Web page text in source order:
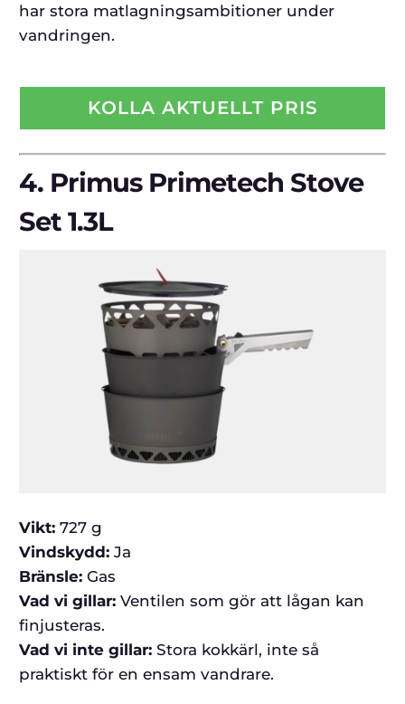
har stora matlagningsambitioner under
vandringen.
KOLLA AKTUELLT PRIS
4. Primus Primetech Stove
Set 1.3L
Vikt:727 g
Vindskydd: Ja
Bränsle:Gas
Vad vi gillar:Ventilen som gör att lågan kan
finjusteras.
Vad vi inte gillar: Stora kokkärl, inte så
praktiskt för en ensam vandrare.